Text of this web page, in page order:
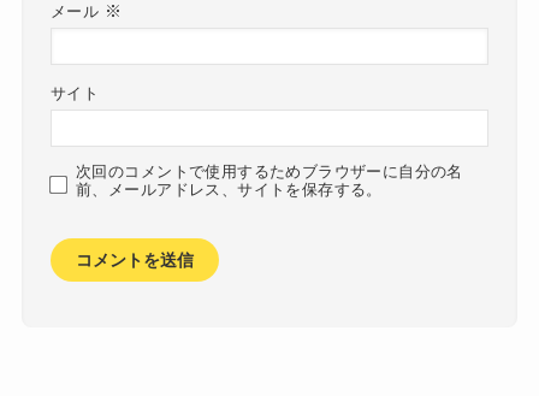
メール ※
サイト
次回のコメントで使用するためブラウザーに自分の名
前、メールアドレス、サイトを保存する。